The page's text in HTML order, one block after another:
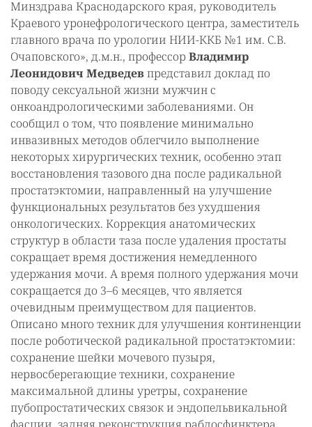
Минздрава Краснодарского края, руководитель
Краевого уронефрологического центра, заместитель
главного врача по урологии НИИ-ККБ №1 им. С.В.
Очаповского», д.м.н., профессор Владимир
Леонидович Медведевпредставил доклад по
поводу сексуальной жизни мужчин с
онкоандрологическими заболеваниями. Он
сообщил о том, что появление минимально
инвазивных методов облегчило выполнение
некоторых хирургических техник, особенно этап
восстановления тазового дна после радикальной
простатэктомии, направленный на улучшение
функциональных результатов без ухудшения
онкологических. Коррекция анатомических
структур в области таза после удаления простаты
сокращает время достижения немедленного
удержания мочи. А время полного удержания мочи
сокращается до 3–6 месяцев, что является
очевидным преимуществом для пациентов.
Описано много техник для улучшения континенции
после роботической радикальной простатэктомии:
сохранение шейки мочевого пузыря,
нервосберегающие техники, сохранение
максимальной длины уретры, сохранение
пубопростатических связок и эндопельвикальной